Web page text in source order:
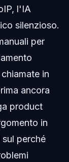
l'IA
silenzioso.
per
in
ancora
product
in
perché